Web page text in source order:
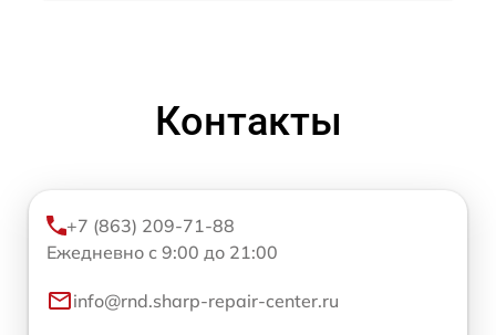
Контакты
+7 (863) 209-71-88
Ежедневно с 9:00 до 21:00
info@rnd.sharp-repair-center.ru